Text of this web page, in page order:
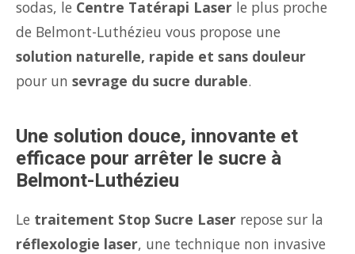
sodas, le Centre Tatérapi Laser le plus proche
de Belmont-Luthézieu vous propose une
solution naturelle, rapide et sans douleur
pour un sevrage du sucre durable.
Une solution douce, innovante et
efficace pour arrêter le sucre à
Belmont-Luthézieu
Le traitement Stop Sucre Laser repose sur la
réflexologie laser, une technique non invasive